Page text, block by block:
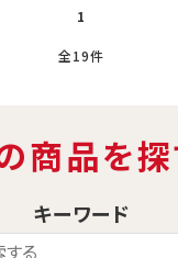
1
全19件
商品を探
キーワード